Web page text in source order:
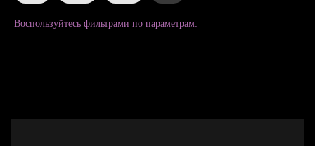
Воспользуйтесь фильтрами по параметрам: